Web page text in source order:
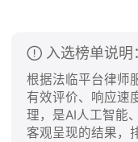
入选榜单说明
根据法临平台律师
有效评价、响应速
理，是AI人工智能
客观呈现的结果，